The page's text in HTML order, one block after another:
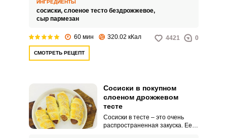
теста и сосиски можно купить в
нехитрое.
ИНГРЕДИЕНТЫ
сосиски, слоеное тесто бездрожжевое,
сыр пармезан
60 мин 320.02 кКал 4421 0
СМОТРЕТЬ РЕЦЕПТ
Сосиски в покупном
слоеном дрожжевом
тесте
Сосиски в тесте – это очень
распространенная закуска. Ее